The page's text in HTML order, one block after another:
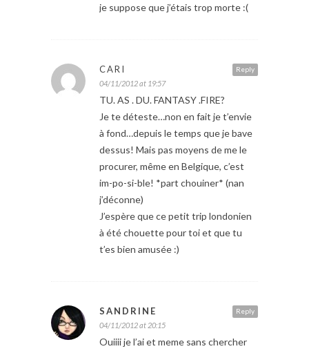
je suppose que j’étais trop morte :(
Reply
CARI
04/11/2012 at 19:57
TU. AS . DU. FANTASY .FIRE?
Je te déteste…non en fait je t’envie
à fond…depuis le temps que je bave
dessus! Mais pas moyens de me le
procurer, même en Belgique, c’est
im-po-si-ble! *part chouiner* (nan
j’déconne)
J’espère que ce petit trip londonien
à été chouette pour toi et que tu
t’es bien amusée :)
Reply
SANDRINE
04/11/2012 at 20:15
Ouiiii je l’ai et meme sans chercher